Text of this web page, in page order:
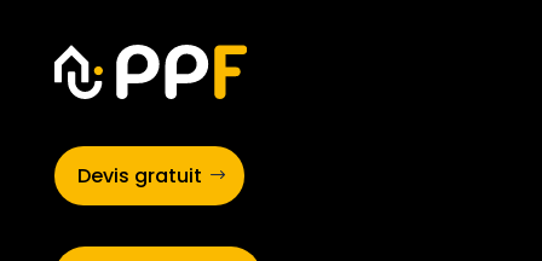
Devis gratuit